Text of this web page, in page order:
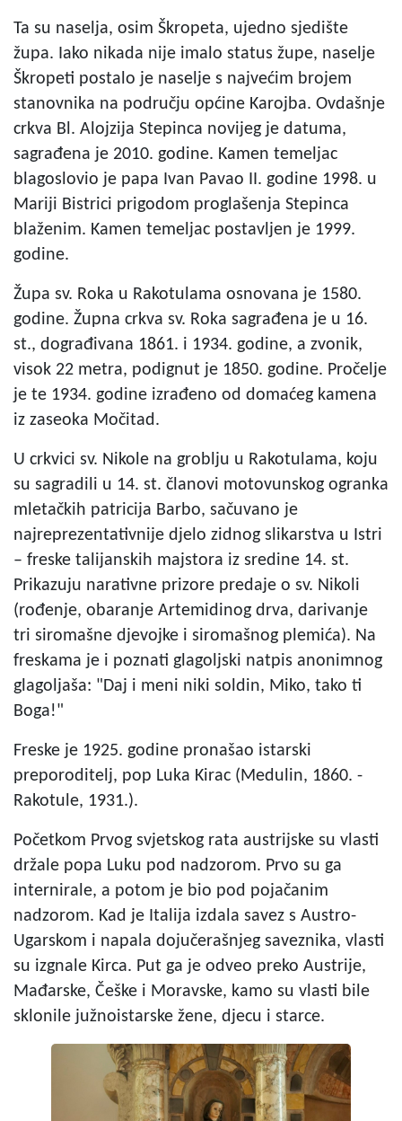
Ta su naselja, osim Škropeta, ujedno sjedište
župa. Iako nikada nije imalo status župe, naselje
Škropeti postalo je naselje s najvećim brojem
stanovnika na području općine Karojba. Ovdašnje
crkva Bl. Alojzija Stepinca novijeg je datuma,
sagrađena je 2010. godine. Kamen temeljac
blagoslovio je papa Ivan Pavao II. godine 1998. u
Mariji Bistrici prigodom proglašenja Stepinca
blaženim. Kamen temeljac postavljen je 1999.
godine.
Župa sv. Roka u Rakotulama osnovana je 1580.
godine. Župna crkva sv. Roka sagrađena je u 16.
st., dograđivana 1861. i 1934. godine, a zvonik,
visok 22 metra, podignut je 1850. godine. Pročelje
je te 1934. godine izrađeno od domaćeg kamena
iz zaseoka Močitad.
U crkvici sv. Nikole na groblju u Rakotulama, koju
su sagradili u 14. st. članovi motovunskog ogranka
mletačkih patricija Barbo, sačuvano je
najreprezentativnije djelo zidnog slikarstva u Istri
– freske talijanskih majstora iz sredine 14. st.
Prikazuju narativne prizore predaje o sv. Nikoli
(rođenje, obaranje Artemidinog drva, darivanje
tri siromašne djevojke i siromašnog plemića). Na
freskama je i poznati glagoljski natpis anonimnog
glagoljaša: "Daj i meni niki soldin, Miko, tako ti
Boga!"
Freske je 1925. godine pronašao istarski
preporoditelj, pop Luka Kirac (Medulin, 1860. -
Rakotule, 1931.).
Početkom Prvog svjetskog rata austrijske su vlasti
držale popa Luku pod nadzorom. Prvo su ga
internirale, a potom je bio pod pojačanim
nadzorom. Kad je Italija izdala savez s Austro-
Ugarskom i napala dojučerašnjeg saveznika, vlasti
su izgnale Kirca. Put ga je odveo preko Austrije,
Mađarske, Češke i Moravske, kamo su vlasti bile
sklonile južnoistarske žene, djecu i starce.